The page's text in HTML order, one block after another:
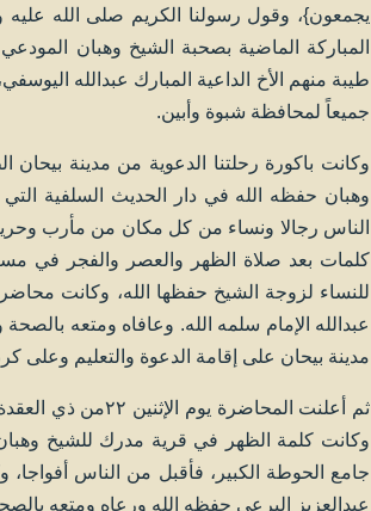
يجمعون}، وقول رسولنا الكريم صلى الله عليه
المباركة الماضية بصحبة الشيخ وهبان
طيبة منهم الأخ الداعية المبارك عبدالله
جميعاً لمحافظة شبوة وأبين.
وهبان حفظه الله في دار الحديث السلفية
الناس رجالا ونساء من كل مكان من مأرب
كلمات بعد صلاة الظهر والعصر والفجر في
للنساء لزوجة الشيخ حفظها الله، وكانت
عبدالله الإمام سلمه الله. وعافاه ومتعه
مدينة بيحان على إقامة الدعوة والتعليم وعلى
ثم أعلنت
وكانت كلمة الظهر في قرية مدرك للشيخ
جامع الحوطة الكبير، فأقبل من الناس أفواجا،
عبدالعزيز البرعي حفظه الله ورعاه ومتعه